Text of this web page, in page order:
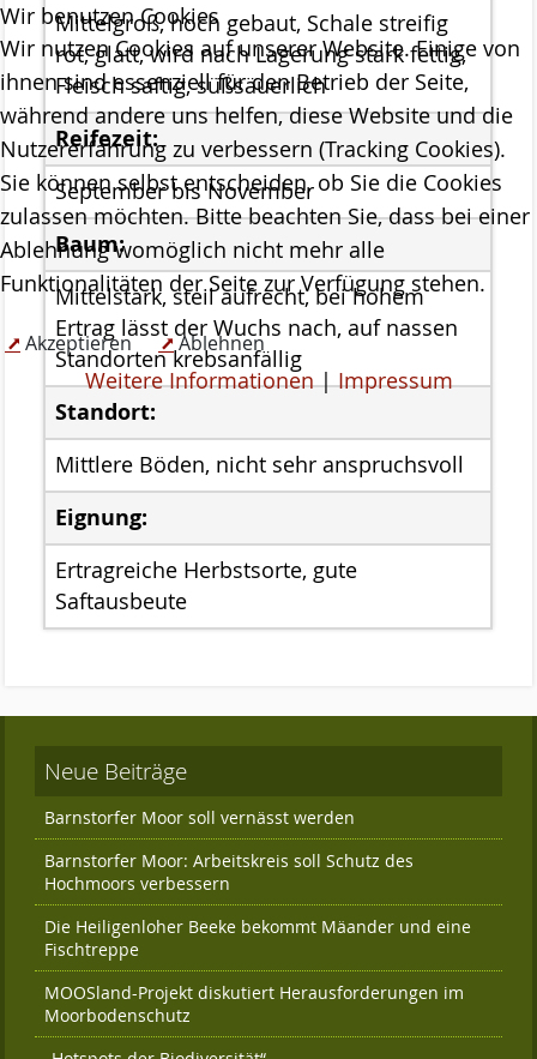
Projekte
ab 2023 MOOSland
ab 2022 PALUDIfarming
ab 2018 NRSP-CANAPE
ab 2013 DBU-Projekt
ab 2009 Ausstellung der Stiftung Naturschutz
Meldungen
Über uns
Geschäftsstelle
Die Gremien der Stiftung Naturschutz
Der Vorstand
Das Kuratorium
Der Beirat
Finanzierung
Links
Mittelgroß, hoch gebaut, Schale streifig
rot, glatt, wird nach Lagerung stark fettig,
Fleisch saftig, süßsäuerlich
Reifezeit:
September bis November
Baum:
Mittelstark, steil aufrecht, bei hohem
Ertrag lässt der Wuchs nach, auf nassen
Standorten krebsanfällig
Standort:
Mittlere Böden, nicht sehr anspruchsvoll
Eignung:
Ertragreiche Herbstsorte, gute
Saftausbeute
Neue Beiträge
Barnstorfer Moor soll vernässt werden
Barnstorfer Moor: Arbeitskreis soll Schutz des
Hochmoors verbessern
Die Heiligenloher Beeke bekommt Mäander und eine
Fischtreppe
MOOSland-Projekt diskutiert Herausforderungen im
Moorbodenschutz
Wir benutzen Cookies
Wir nutzen Cookies auf unserer Website. Einige von
ihnen sind essenziell für den Betrieb der Seite,
während andere uns helfen, diese Website und die
Nutzererfahrung zu verbessern (Tracking Cookies).
Sie können selbst entscheiden, ob Sie die Cookies
zulassen möchten. Bitte beachten Sie, dass bei einer
Ablehnung womöglich nicht mehr alle
Funktionalitäten der Seite zur Verfügung stehen.
Akzeptieren Ablehnen
Weitere Informationen|Impressum